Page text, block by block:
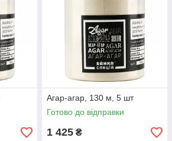
Агар-агар, 130 м, 5 шт
Готово до відправки
1 425 ₴